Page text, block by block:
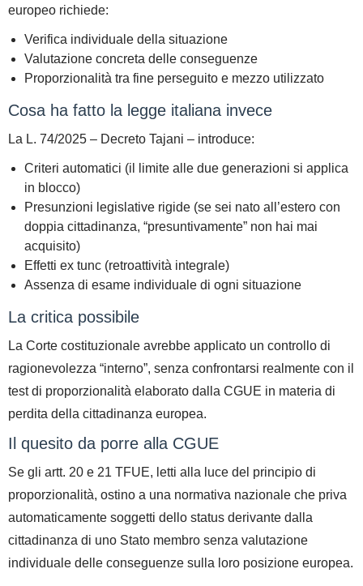
europeo richiede:
Verifica individuale della situazione
Valutazione concreta delle conseguenze
Proporzionalità tra fine perseguito e mezzo utilizzato
Cosa ha fatto la legge italiana invece
La L. 74/2025 – Decreto Tajani – introduce:
Criteri automatici (il limite alle due generazioni si applica
in blocco)
Presunzioni legislative rigide (se sei nato all’estero con
doppia cittadinanza, “presuntivamente” non hai mai
acquisito)
Effetti ex tunc (retroattività integrale)
Assenza di esame individuale di ogni situazione
La critica possibile
La Corte costituzionale avrebbe applicato un controllo di
ragionevolezza “interno”, senza confrontarsi realmente con il
test di proporzionalità elaborato dalla CGUE in materia di
perdita della cittadinanza europea.
Il quesito da porre alla CGUE
Se gli artt. 20 e 21 TFUE, letti alla luce del principio di
proporzionalità, ostino a una normativa nazionale che priva
automaticamente soggetti dello status derivante dalla
cittadinanza di uno Stato membro senza valutazione
individuale delle conseguenze sulla loro posizione europea.